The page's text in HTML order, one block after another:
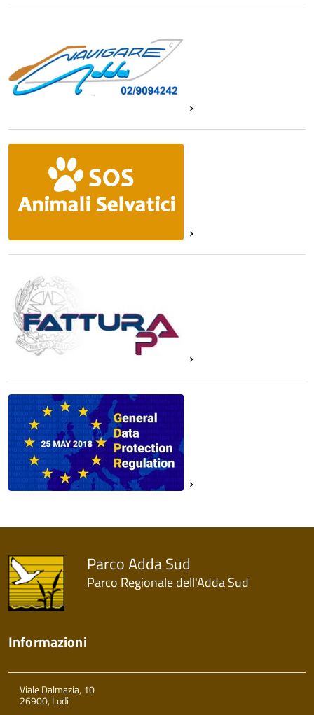
Parco Adda Sud
Parco Regionale dell'Adda Sud
Informazioni
Viale Dalmazia, 10
26900, Lodi